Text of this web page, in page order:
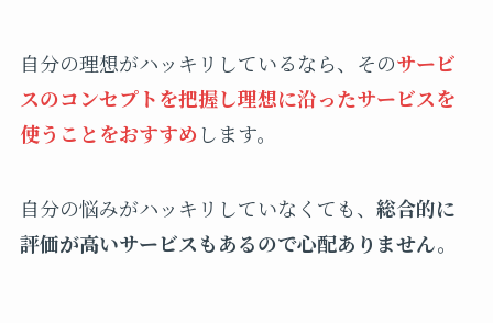
自分の理想がハッキリしているなら、そのサービ
スのコンセプトを把握し理想に沿ったサービスを
使うことをおすすめ します。
自分の悩みがハッキリしていなくても、 総合的に
評価が高いサービスもあるので心配ありません。